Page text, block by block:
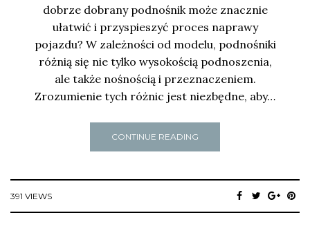
dobrze dobrany podnośnik może znacznie
ułatwić i przyspieszyć proces naprawy
pojazdu? W zależności od modelu, podnośniki
różnią się nie tylko wysokością podnoszenia,
ale także nośnością i przeznaczeniem.
Zrozumienie tych różnic jest niezbędne, aby…
CONTINUE READING
391 VIEWS